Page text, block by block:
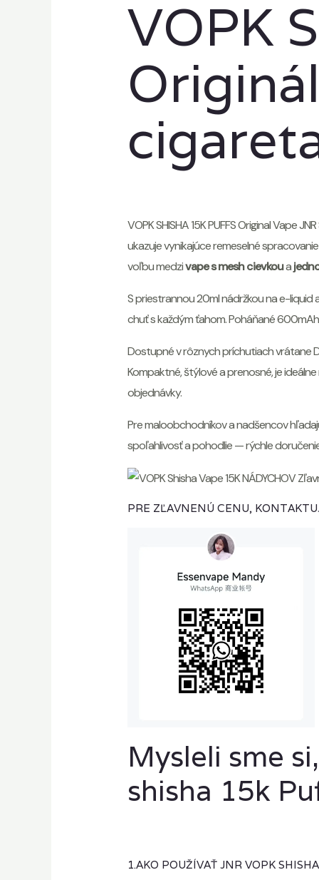
VOPK
VOPK SHISHA 15K PUFFS Original Vape
ukazuje vynikajúce remeselné
voľbu medzivape s mesh cievkoua
S priestrannou 20ml nádržkou na e-
chuť s každým ťahom. Poháňané
Dostupné v rôznych príchutiach vrátane
Kompaktné, štýlové a prenosné, je
objednávky.
Pre maloobchodníkov a nadšencov
spoľahlivosť a pohodlie — rýchle
PRE ZĽAVNENÚ CENU,
Mysleli sme
shisha 15k
1.AKO POUŽÍVAŤ JNR VOPK